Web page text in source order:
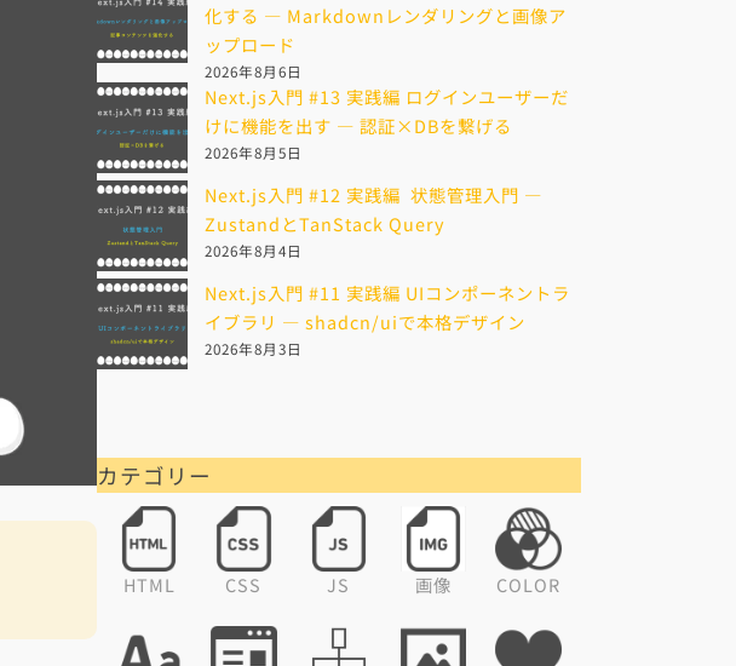
化する — Markdownレンダリングと画像ア
ップロード
2026年8月6日
Next.js入門 #13 実践編 ログインユーザーだ
けに機能を出す — 認証×DBを繋げる
2026年8月5日
Next.js入門 #12 実践編 状態管理入門 —
ZustandとTanStack Query
2026年8月4日
Next.js入門 #11 実践編 UIコンポーネントラ
イブラリ — shadcn/uiで本格デザイン
2026年8月3日
カテゴリー
HTML CSS JS 画像 COLOR